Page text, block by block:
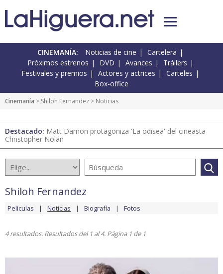
CINEMANÍA: Noticias de cine
Cartelera
Próximos estrenos
DVD Avances
Tráilers
Festivales y premios
Actores y actrices
Carteles
Box-office
Cinemanía > Shiloh Fernandez > Noticias
Destacado: Matt Damon protagoniza 'La odisea' del cineasta
Christopher Nolan
Shiloh Fernandez
Películas Noticias Biografía Fotos
4 resultados. Resultados del 1 al 4. Página 1 de 1